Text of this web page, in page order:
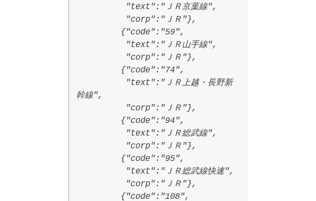
"text":"ＪＲ京葉線",
"corp":"ＪＲ"},
{"code":"59",
"text":"ＪＲ山手線",
"corp":"ＪＲ"},
{"code":"74",
"text":"ＪＲ上越・長野新
幹線",
"corp":"ＪＲ"},
{"code":"94",
"text":"ＪＲ総武線",
"corp":"ＪＲ"},
{"code":"95",
"text":"ＪＲ総武線快速",
"corp":"ＪＲ"},
{"code":"108",